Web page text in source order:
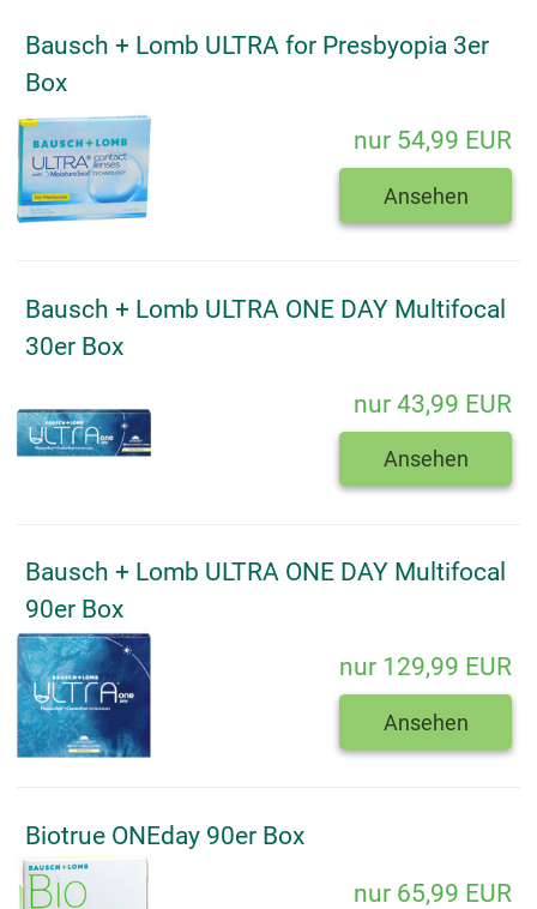
Bausch + Lomb ULTRA for Presbyopia 3er
Box
nur 54,99 EUR
Ansehen
Bausch + Lomb ULTRA ONE DAY Multifocal
30er Box
nur 43,99 EUR
Ansehen
Bausch + Lomb ULTRA ONE DAY Multifocal
90er Box
nur 129,99 EUR
Ansehen
Biotrue ONEday 90er Box
nur 65,99 EUR